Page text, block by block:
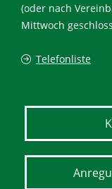
(oder nach
Mittwoch
Telefonliste